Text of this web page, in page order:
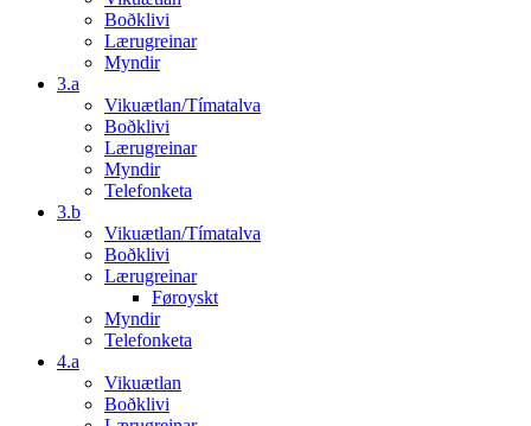
Boðklivi
Lærugreinar
Myndir
3.a
Vikuætlan/Tímatalva
Boðklivi
Lærugreinar
Myndir
Telefonketa
3.b
Vikuætlan/Tímatalva
Boðklivi
Lærugreinar
Føroyskt
Myndir
Telefonketa
4.a
Vikuætlan
Boðklivi